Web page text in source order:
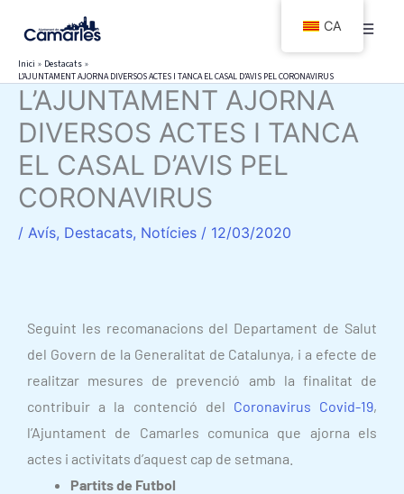
contingut
Inici
Destacats
L’AJUNTAMENT AJORNA DIVERSOS ACTES I TANCA EL CASAL D’AVIS PEL CORONAVIRUS
L’AJUNTAMENT AJORNA
DIVERSOS ACTES I TANCA
EL CASAL D’AVIS PEL
CORONAVIRUS
/ Avís, Destacats, Notícies / 12/03/2020
Seguint les recomanacions del Departament de Salut
del Govern de la Generalitat de Catalunya, i a efecte de
realitzar mesures de prevenció amb la finalitat de
contribuir a la contenció del Coronavirus Covid-19,
l’Ajuntament de Camarles comunica que ajorna els
actes i activitats d’aquest cap de setmana.
Partits de Futbol
CA